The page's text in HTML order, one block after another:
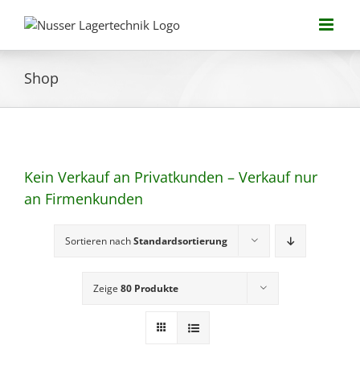
Inhalt
Shop
Kein Verkauf an Privatkunden – Verkauf nur
an Firmenkunden
Sortieren nachStandardsortierung
Zeige 80 Produkte